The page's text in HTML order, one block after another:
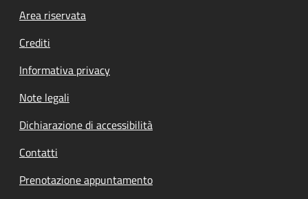
Footer menu
Area riservata
Crediti
Informativa privacy
Note legali
Dichiarazione di accessibilità
Contatti
Prenotazione appuntamento